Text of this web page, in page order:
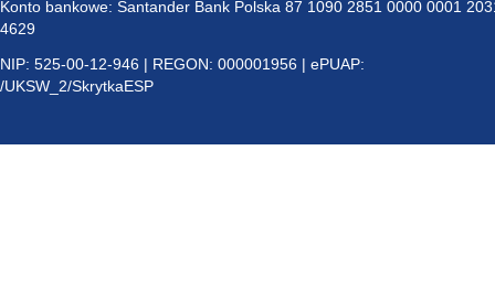
Konto bankowe: Santander Bank Polska 87 1090 2851 0000 0001
4629
NIP: 525-00-12-946 | REGON: 000001956 | ePUAP:
/UKSW_2/SkrytkaESP